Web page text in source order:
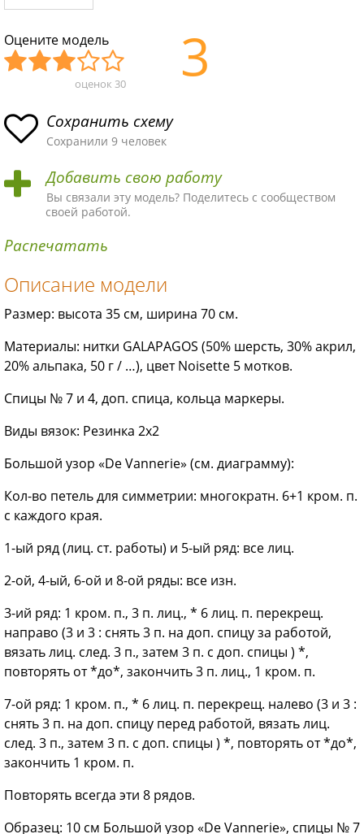
Оцените модель
асн
ая
ма
пло
хая
ма
ыч
ная
ма
Хор
ая
ма
Отл
ая
ма!
оценок 30 3
Сохранить схему
Сохранили 9 человек
Добавить свою работу
Вы связали эту модель? Поделитесь с сообществом
своей работой.
Распечатать
Описание модели
Размер: высота 35 см, ширина 70 см.
Материалы: нитки GALAPAGOS (50% шерсть, 30% акрил,
20% альпака, 50 г / …), цвет Noisette 5 мотков.
Спицы № 7 и 4, доп. спица, кольца маркеры.
Виды вязок: Резинка 2х2
Большой узор «De Vannerie» (см. диаграмму):
Кол-во петель для симметрии: многократн. 6+1 кром. п.
с каждого края.
1-ый ряд (лиц. ст. работы) и 5-ый ряд: все лиц.
2-ой, 4-ый, 6-ой и 8-ой ряды: все изн.
3-ий ряд: 1 кром. п., 3 п. лиц., * 6 лиц. п. перекрещ.
направо (3 и 3 : снять 3 п. на доп. спицу за работой,
вязать лиц. след. 3 п., затем 3 п. с доп. спицы ) *,
повторять от *до*, закончить 3 п. лиц., 1 кром. п.
7-ой ряд: 1 кром. п., * 6 лиц. п. перекрещ. налево (3 и 3 :
снять 3 п. на доп. спицу перед работой, вязать лиц.
след. 3 п., затем 3 п. с доп. спицы ) *, повторять от *до*,
закончить 1 кром. п.
Повторять всегда эти 8 рядов.
Образец: 10 см Большой узор «De Vannerie», спицы № 7